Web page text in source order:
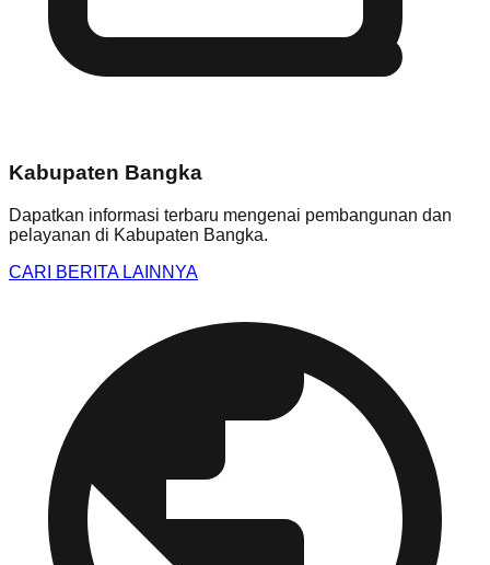
Kabupaten Bangka
Dapatkan informasi terbaru mengenai pembangunan dan
pelayanan di Kabupaten Bangka.
CARI BERITA LAINNYA